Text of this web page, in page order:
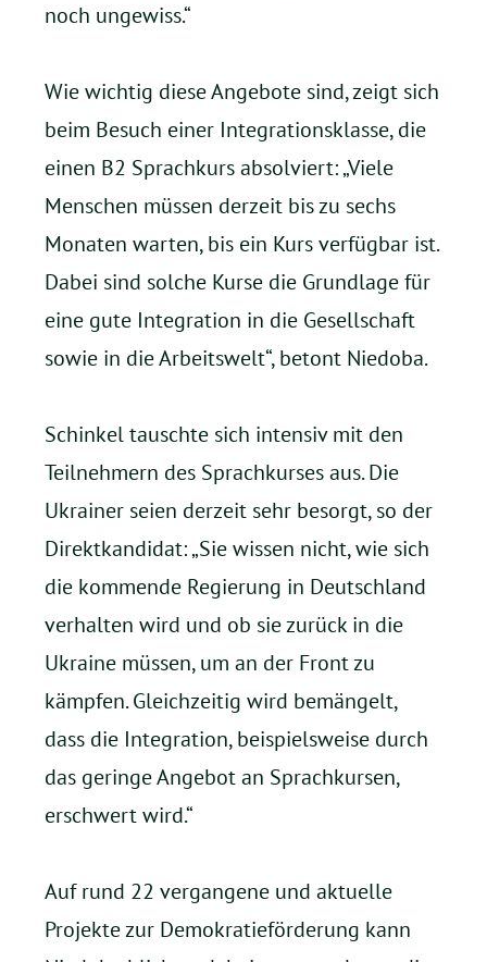
noch ungewiss.“
Wie wichtig diese Angebote sind, zeigt sich
beim Besuch einer Integrationsklasse, die
einen B2 Sprachkurs absolviert: „Viele
Menschen müssen derzeit bis zu sechs
Monaten warten, bis ein Kurs verfügbar ist.
Dabei sind solche Kurse die Grundlage für
eine gute Integration in die Gesellschaft
sowie in die Arbeitswelt“, betont Niedoba.
Schinkel tauschte sich intensiv mit den
Teilnehmern des Sprachkurses aus. Die
Ukrainer seien derzeit sehr besorgt, so der
Direktkandidat: „Sie wissen nicht, wie sich
die kommende Regierung in Deutschland
verhalten wird und ob sie zurück in die
Ukraine müssen, um an der Front zu
kämpfen. Gleichzeitig wird bemängelt,
dass die Integration, beispielsweise durch
das geringe Angebot an Sprachkursen,
erschwert wird.“
Auf rund 22 vergangene und aktuelle
Projekte zur Demokratieförderung kann